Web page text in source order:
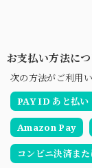
お支払い方法に
次の方法がご利用い
PAY ID あと払い
Amazon Pay
コンビニ決済ま